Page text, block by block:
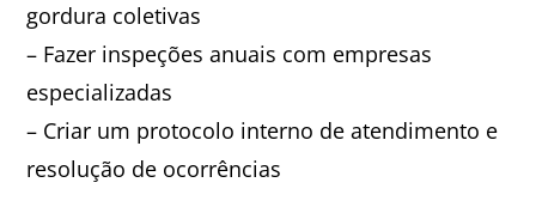
gordura coletivas
– Fazer inspeções anuais com empresas
especializadas
– Criar um protocolo interno de atendimento e
resolução de ocorrências